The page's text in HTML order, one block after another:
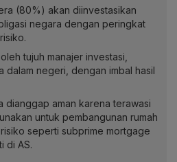
(80%) akan diinvestasikan
negara dengan peringkat
tujuh manajer investasi,
dalam negeri, dengan imbal hasil
dianggap aman karena terawasi
untuk pembangunan rumah
seperti subprime mortgage
di AS.